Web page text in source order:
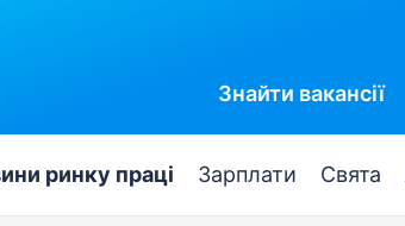
Знайти вакансії
ринку праці Зарплати Свята